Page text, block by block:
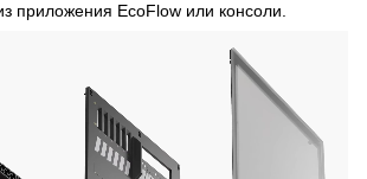
приложения EcoFlow или консоли.